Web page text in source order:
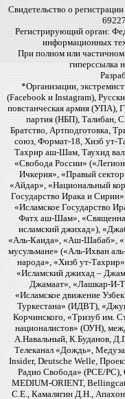
Свидетельство о
Регистрирующий орган:
информационных
При полном или частичном
гиперссылка
*Организации,
(Facebook и Instagram),
повстанческая армия (УПА),
партия (НБП), Талибан,
Братство, Артподготовка,
союз, Формат-18, Хизб ут-
Тахрир аш-Шам, Таухид
«Свобода России»
Ичкерия», «Правый
«Айдар», «Национальный
Государство Ирака и
«Исламское Государство
Фатх аш-Шам»,
исламский джихад»),
«Аль-Каида», «Аш-Шабаб»,
мусульмане» («Аль-Ихван
народа», «Хизб ут-
«Исламский джихад –
Джамаат», «Лашкар-И-
«Исламское движение
Туркестана» (ИДВТ),
Корчинского, «Тризуб им.
националистов» (ОУН),
А.Навальный, К.Буданов,
Телеканал «Дождь»,
Insider, Deutsche Welle,
Радио Свобода» (PCE/PC),
MEDIUM-ORIENT,
С.Е., Камалягин Д.Н.,